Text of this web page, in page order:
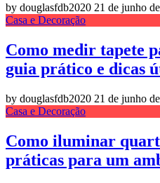
by douglasfdb2020 21 de junho
Casa e Decoração
Como medir tapete
guia prático e dicas
by douglasfdb2020 21 de junho
Casa e Decoração
Como iluminar
práticas para um